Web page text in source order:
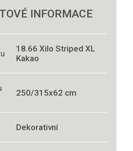
INFORMACE
18.66 Xilo Striped XL
Kakao
250/315x62 cm
Dekorativní